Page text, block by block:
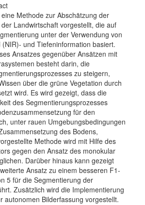
Methode zur Abschätzung der
Landwirtschaft vorgestellt, die auf
unter der Verwendung von
und Tiefeninformation basiert.
Ansatzes gegenüber Ansätzen mit
besteht darin, die
zu steigern,
über die grüne Vegetation durch
wird. Es wird gezeigt, dass die
des Segmentierungsprozesses
für den
unter rauen Umgebungsbedingungen
des Bodens,
Methode wird mit Hilfe des
gegen den Ansatz des monokular
Darüber hinaus kann gezeigt
Ansatz zu einem besseren F1-
5 für die Segmentierung der
Zusätzlich wird die Implementierung
autonomen Bilderfassung vorgestellt.